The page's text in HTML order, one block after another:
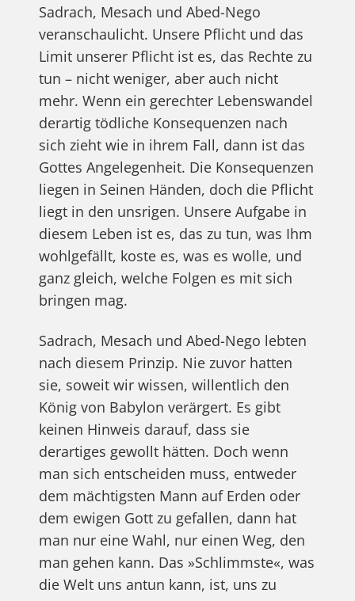
Sadrach, Mesach und Abed-Nego
veranschaulicht. Unsere Pflicht und das
Limit unserer Pflicht ist es, das Rechte zu
tun – nicht weniger, aber auch nicht
mehr. Wenn ein gerechter Lebenswandel
derartig tödliche Konsequenzen nach
sich zieht wie in ihrem Fall, dann ist das
Gottes Angelegenheit. Die Konsequenzen
liegen in Seinen Händen, doch die Pflicht
liegt in den unsrigen. Unsere Aufgabe in
diesem Leben ist es, das zu tun, was Ihm
wohlgefällt, koste es, was es wolle, und
ganz gleich, welche Folgen es mit sich
bringen mag.
Sadrach, Mesach und Abed-Nego lebten
nach diesem Prinzip. Nie zuvor hatten
sie, soweit wir wissen, willentlich den
König von Babylon verärgert. Es gibt
keinen Hinweis darauf, dass sie
derartiges gewollt hätten. Doch wenn
man sich entscheiden muss, entweder
dem mächtigsten Mann auf Erden oder
dem ewigen Gott zu gefallen, dann hat
man nur eine Wahl, nur einen Weg, den
man gehen kann. Das »Schlimmste«, was
die Welt uns antun kann, ist, uns zu